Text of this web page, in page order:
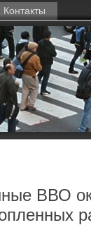
Контакты
ВВО